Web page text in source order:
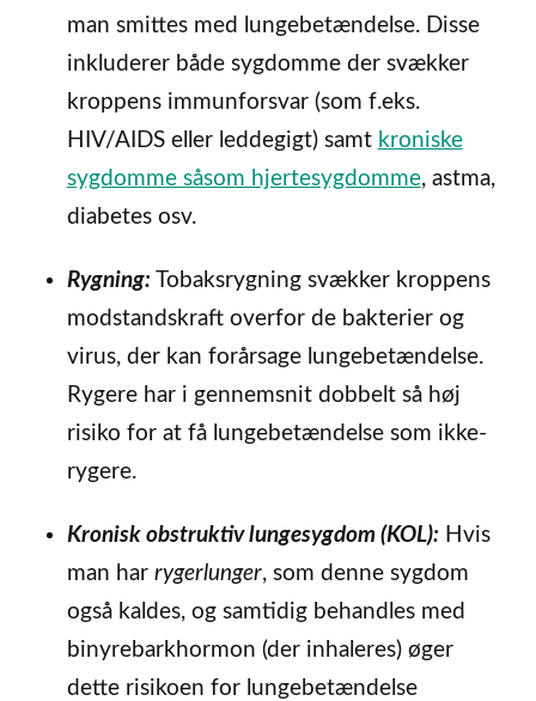
man smittes med lungebetændelse. Disse
inkluderer både sygdomme der svækker
kroppens immunforsvar (som f.eks.
HIV/AIDS eller leddegigt) samt kroniske
sygdomme såsom hjertesygdomme, astma,
diabetes osv.
Rygning: Tobaksrygning svækker kroppens
modstandskraft overfor de bakterier og
virus, der kan forårsage lungebetændelse.
Rygere har i gennemsnit dobbelt så høj
risiko for at få lungebetændelse som ikke-
rygere.
Kronisk obstruktiv lungesygdom (KOL): Hvis
man har rygerlunger, som denne sygdom
også kaldes, og samtidig behandles med
binyrebarkhormon (der inhaleres) øger
dette risikoen for lungebetændelse